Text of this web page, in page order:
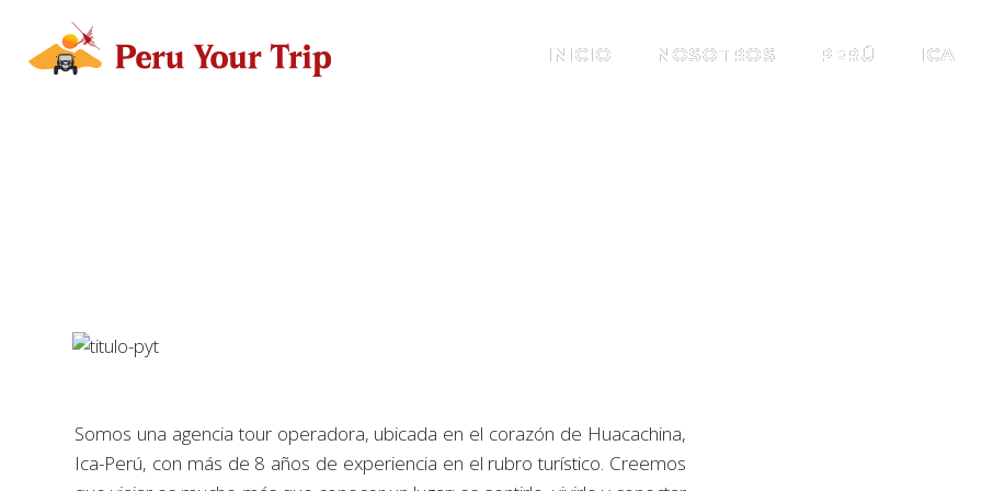
INICIO NOSOTROS PERÚ ICA
Somos una agencia tour operadora, ubicada en el corazón de Huacachina,
Ica-Perú, con más de 8 años de experiencia en el rubro turístico. Creemos